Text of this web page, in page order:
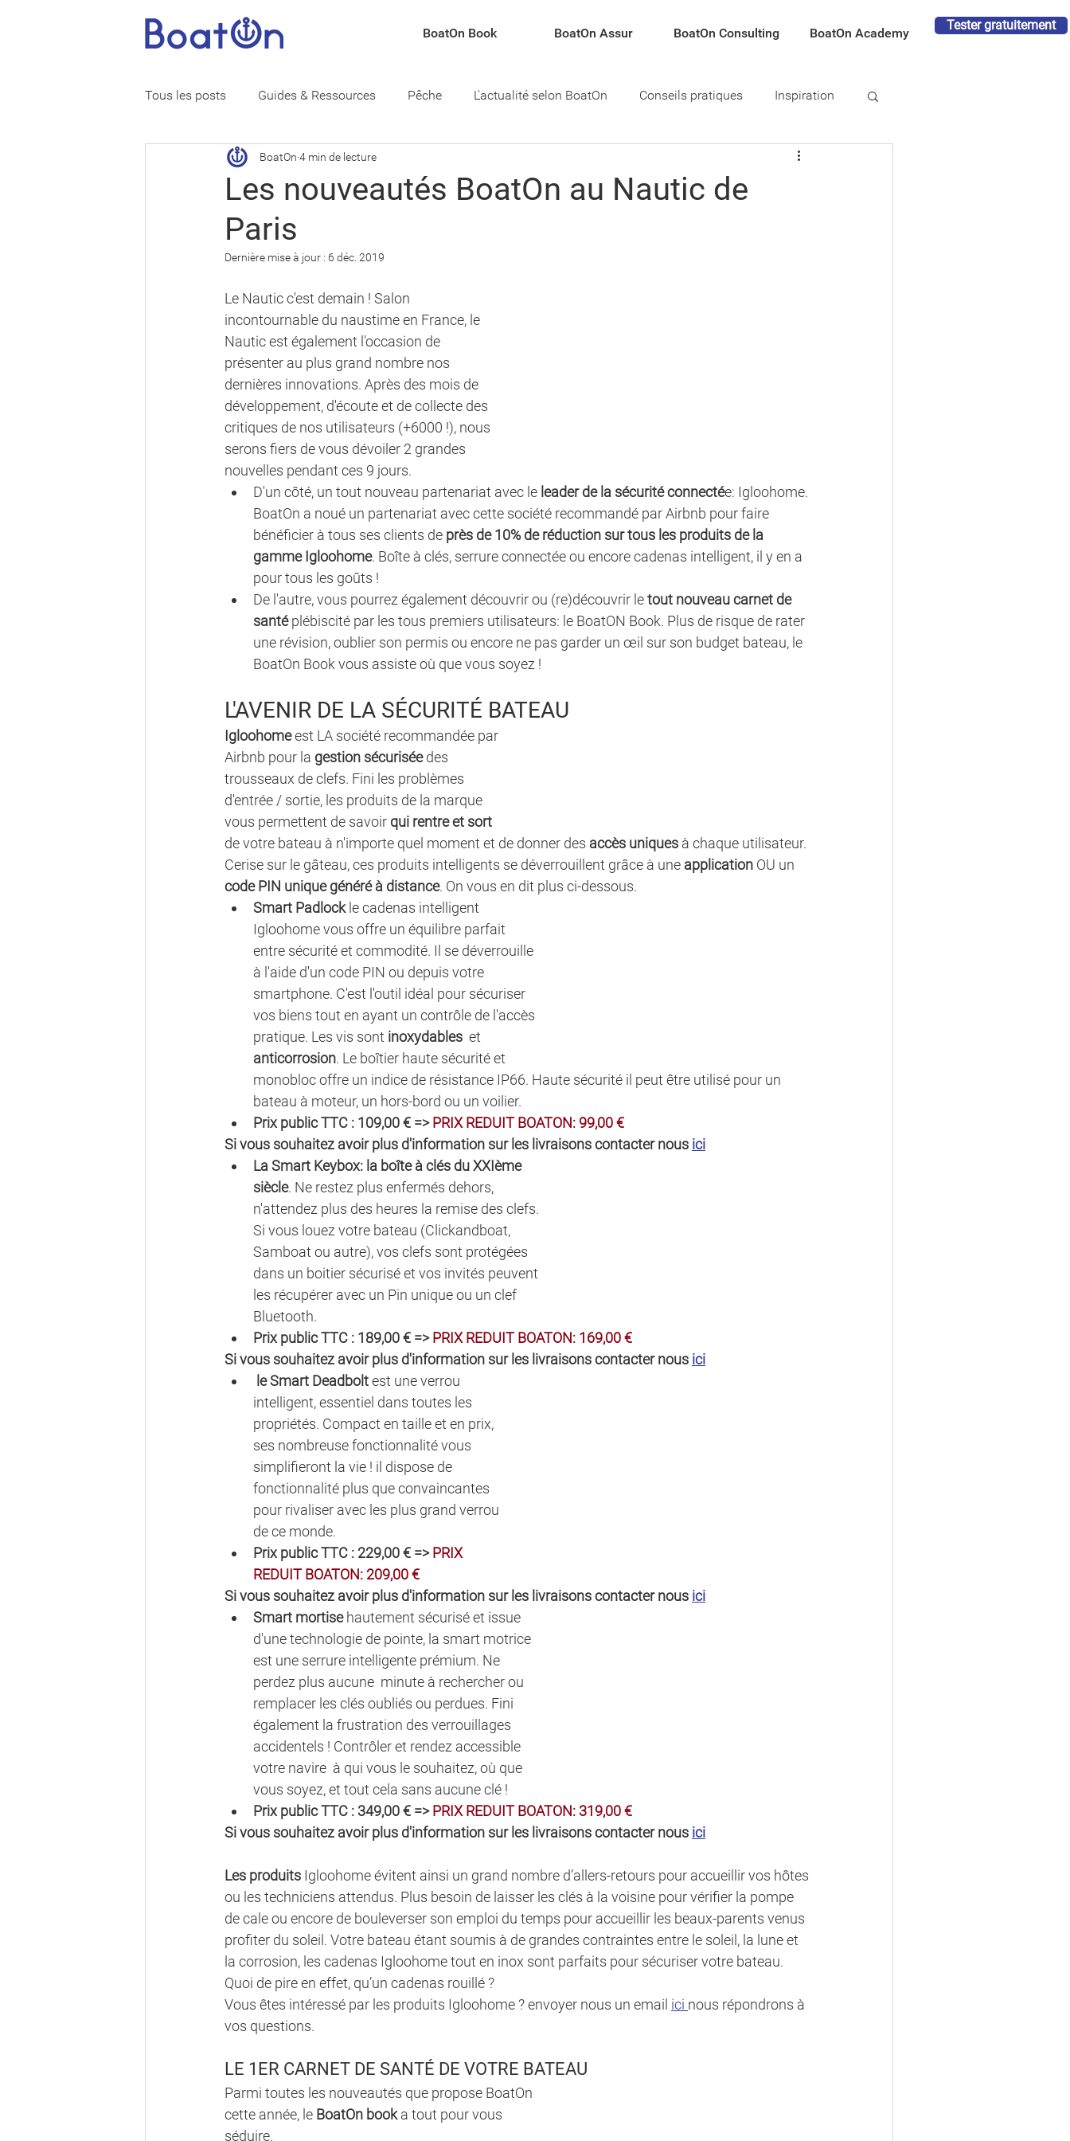
BoatOn Book BoatOn Assur BoatOn Consulting BoatOn Academy
Tester gratuitement
Tous les posts Guides & Ressources Pêche L'actualité selon BoatOn Conseils pratiques Inspiration
Vie de marin Assurance bateau
Les nouveautés BoatOn au Nautic de
Paris
BoatOn 4 min de lecture
Dernière mise à jour : 6 déc. 2019
Le Nautic c'est demain ! Salon
incontournable du naustime en France, le
Nautic est également l'occasion de
présenter au plus grand nombre nos
dernières innovations. Après des mois de
développement, d'écoute et de collecte des
critiques de nos utilisateurs (+6000 !), nous
serons fiers de vous dévoiler 2 grandes
nouvelles pendant ces 9 jours.
D'un côté, un tout nouveau partenariat avec le leader de la sécurité connectée: Igloohome.
BoatOn a noué un partenariat avec cette société recommandé par Airbnb pour faire
bénéficier à tous ses clients de près de 10% de réduction sur tous les produits de la
gamme Igloohome. Boîte à clés, serrure connectée ou encore cadenas intelligent, il y en a
pour tous les goûts !
De l'autre, vous pourrez également découvrir ou (re)découvrir le tout nouveau carnet de
santé plébiscité par les tous premiers utilisateurs: le BoatON Book. Plus de risque de rater
une révision, oublier son permis ou encore ne pas garder un œil sur son budget bateau, le
BoatOn Book vous assiste où que vous soyez !
L'AVENIR DE LA SÉCURITÉ BATEAU
Igloohome est LA société recommandée par
Airbnb pour la gestion sécurisée des
trousseaux de clefs. Fini les problèmes
d'entrée / sortie, les produits de la marque
vous permettent de savoir qui rentre et sort
de votre bateau à n'importe quel moment et de donner des accès uniques à chaque utilisateur.
Cerise sur le gâteau, ces produits intelligents se déverrouillent grâce à une application OU un
code PIN unique généré à distance. On vous en dit plus ci-dessous.
Smart Padlock le cadenas intelligent
Igloohome vous offre un équilibre parfait
entre sécurité et commodité. Il se déverrouille
à l'aide d'un code PIN ou depuis votre
smartphone. C'est l'outil idéal pour sécuriser
vos biens tout en ayant un contrôle de l'accès
pratique. Les vis sont inoxydables
  et
anticorrosion. Le boîtier haute sécurité et
monobloc offre un indice de résistance IP66. Haute sécurité il peut être utilisé pour un
bateau à moteur, un hors-bord ou un voilier.
Prix public TTC : 109,00 € => PRIX REDUIT BOATON: 99,00 €
Si vous souhaitez avoir plus d'information sur les livraisons contacter nous ici
La Smart Keybox: la boîte à clés du XXIème
siècle. Ne restez plus enfermés dehors,
n'attendez plus des heures la remise des clefs.
Si vous louez votre bateau (Clickandboat,
Samboat ou autre), vos clefs sont protégées
dans un boitier sécurisé et vos invités peuvent
les récupérer avec un Pin unique ou un clef
Bluetooth.
Prix public TTC : 189,00 € => PRIX REDUIT BOATON: 169,00 €
Si vous souhaitez avoir plus d'information sur les livraisons contacter nous ici
le Smart Deadbolt est une verrou
intelligent, essentiel dans toutes les
propriétés. Compact en taille et en prix,
ses nombreuse fonctionnalité vous
simplifieront la vie ! il dispose de
fonctionnalité plus que convaincantes
pour rivaliser avec les plus grand verrou
de ce monde.
Prix public TTC : 229,00 € => PRIX
REDUIT BOATON: 209,00 €
Si vous souhaitez avoir plus d'information sur les livraisons contacter nous ici
Smart mortise hautement sécurisé et issue
d'une technologie de pointe, la smart motrice
est une serrure intelligente prémium. Ne
perdez plus aucune  minute à rechercher ou
remplacer les clés oubliés ou perdues. Fini
également la frustration des verrouillages
accidentels ! Contrôler et rendez accessible
votre navire  à qui vous le souhaitez, où que
vous soyez, et tout cela sans aucune clé !
Prix public TTC : 349,00 € => PRIX REDUIT BOATON: 319,00 €
Si vous souhaitez avoir plus d'information sur les livraisons contacter nous ici
Les produits Igloohome évitent ainsi un grand nombre d’allers-retours pour accueillir vos hôtes
ou les techniciens attendus. Plus besoin de laisser les clés à la voisine pour vérifier la pompe
de cale ou encore de bouleverser son emploi du temps pour accueillir les beaux-parents venus
profiter du soleil. Votre bateau étant soumis à de grandes contraintes entre le soleil, la lune et
la corrosion, les cadenas Igloohome tout en inox sont parfaits pour sécuriser votre bateau.
Quoi de pire en effet, qu’un cadenas rouillé ?
Vous êtes intéressé par les produits Igloohome ? envoyer nous un email ici nous répondrons à
vos questions.
LE 1ER CARNET DE SANTÉ DE VOTRE BATEAU
Parmi toutes les nouveautés que propose BoatOn
cette année, le BoatOn book a tout pour vous
séduire.